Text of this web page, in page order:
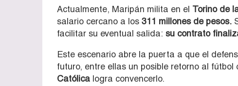
Actualmente, Maripán milita en el Torino de
salario cercano a los 311 millones de pesos.
facilitar su eventual salida: su contrato
Este escenario abre la puerta a que el
futuro, entre ellas un posible retorno al fútbol
Católica logra convencerlo.